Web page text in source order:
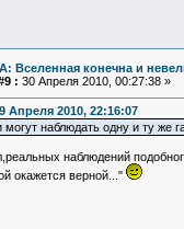
Вселенная конечна и
: 30 Апреля 2010, 00:27:38 »
Апреля 2010, 22:16:07
наблюдать одну и ту же
наблюдений
окажется верной..."